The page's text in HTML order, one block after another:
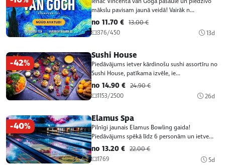
mākslu pavisam jaunā veidā! Vairāk n...
no 11.70 € 13.00 €
376/450
13d
-42%
Sushi House
Piedāvājums ietver kārdinošu sushi assortīru no
Sushi House, patīkama izvēle, ie...
no 14.90 € 24.90 €
1153/2500
26d
-40%
Elamus Spa
Pilnīgi jaunais Elamus Bowling gaida!
Piedāvājums spēkā līdz 6 personām un ietve...
no 13.20 € 22.00 €
1769
5d